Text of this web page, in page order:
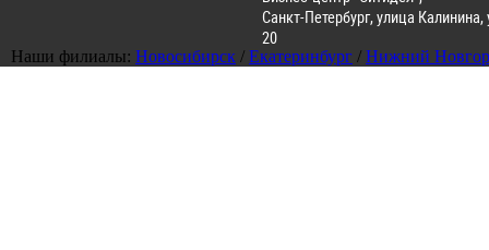
Санкт-Петербург,улица Калинина,
20
Наши филиалы: Новосибирск / Екатеринбург / Нижний